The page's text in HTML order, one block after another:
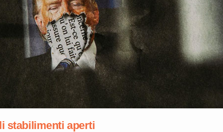
stabilimenti aperti